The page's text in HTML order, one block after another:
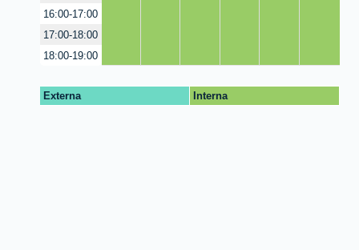
16:00-17:00
17:00-18:00
18:00-19:00
Externa Interna